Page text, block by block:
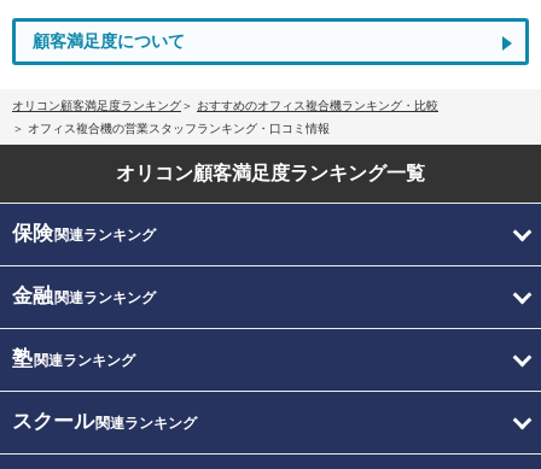
顧客満足度について
オリコン顧客満足度ランキング
おすすめのオフィス複合機ランキング・比較
オフィス複合機の営業スタッフランキング・口コミ情報
オリコン顧客満足度ランキング一覧
保険関連ランキング
金融関連ランキング
塾関連ランキング
スクール関連ランキング